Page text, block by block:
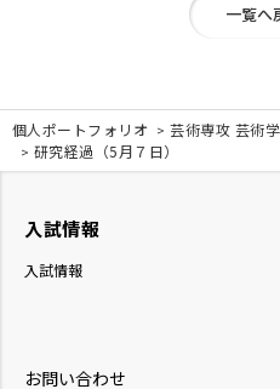
一覧へ
個人ポートフォリオ
芸術専攻 芸術
研究経過（5月７日）
お問い合わせ
入試情報
入試情報